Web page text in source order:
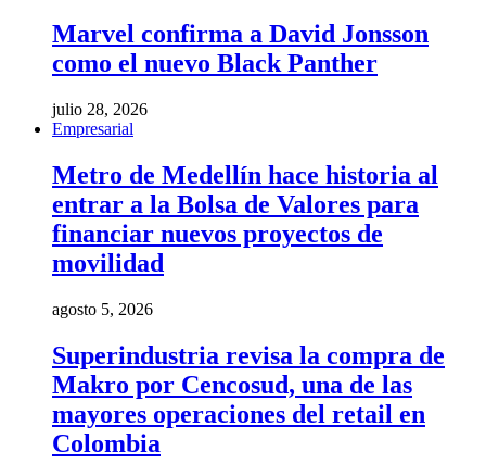
Marvel confirma a David Jonsson
como el nuevo Black Panther
julio 28, 2026
Empresarial
Metro de Medellín hace historia al
entrar a la Bolsa de Valores para
financiar nuevos proyectos de
movilidad
agosto 5, 2026
Superindustria revisa la compra de
Makro por Cencosud, una de las
mayores operaciones del retail en
Colombia